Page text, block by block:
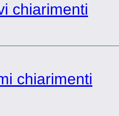
chiarimenti
chiarimenti